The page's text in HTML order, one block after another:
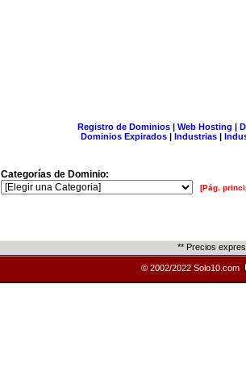
Registro de Dominios| Web Hosting |
Dominios Expirados | Industrias |
Categorías de Dominio:
[Pág.
** Precios
© 2002/2022 Solo10.com